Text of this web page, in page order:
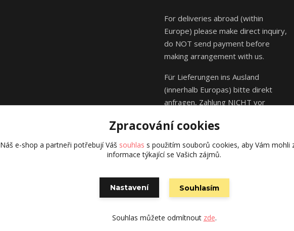
For deliveries abroad (within
Europe) please make direct inquiry,
do NOT send payment before
making arrangement with us.
Für Lieferungen ins Ausland
(innerhalb Europas) bitte direkt
anfragen, Zahlung NICHT vor
© Kája Saudek - family 2023
Vytvořeno na
Zpracování cookies
Náš e-shop a partneři potřebují Váš souhlas s použitím souborů cookies, aby Vám mohli
informace týkající se Vašich zájmů.
Nastavení Souhlasím
Souhlas můžete odmítnout zde.